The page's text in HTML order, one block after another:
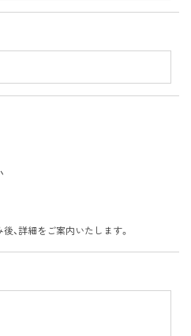
、詳細をご案内いたします。